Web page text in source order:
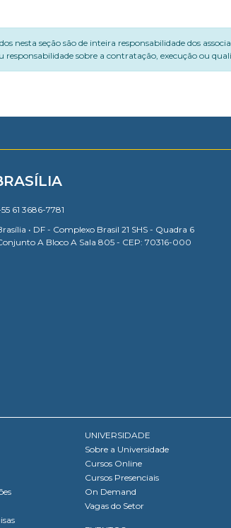
nesta seção são de inteira responsabilidade dos
sobre a contratação, execução ou
61 3686-7781
• DF - Complexo Brasil 21 SHS - Quadra 6
A Bloco A Sala 805 - CEP: 70316-000
UNIVERSIDADE
Sobre a Universidade
Cursos Online
Cursos Presenciais
On Demand
Vagas do Setor